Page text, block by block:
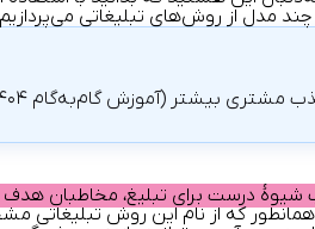
مدل از روش‌های تبلیغاتی
مشتری بیشتر (آموزش گام‌به‌گام ۱۴۰۴)
شیوۀ درست برای تبلیغ، مخاطبان
همانطور که از نام این روش